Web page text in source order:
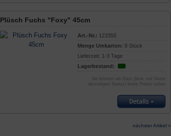
Plüsch Fuchs "Foxy" 45cm
Art.-Nr.: 123350
Menge Umkarton: 8 Stück
Lieferzeit: 1-3 Tage
Lagerbestand:
Sie können als Gast (bzw. mit Ihrem
derzeitigen Status) keine Preise sehen
nächster Artikel »